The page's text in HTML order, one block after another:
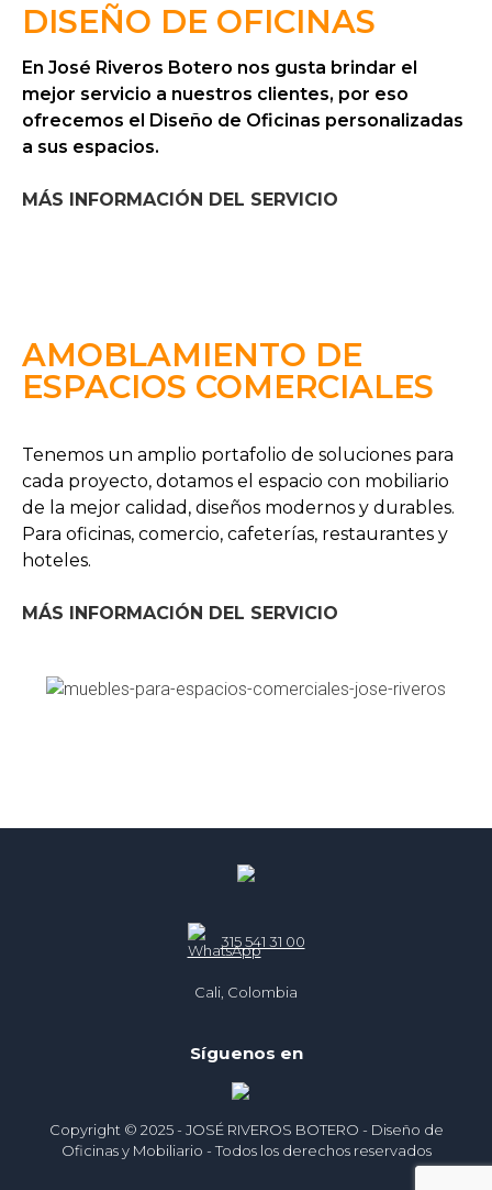
DISEÑO DE OFICINAS
En José Riveros Botero nos gusta brindar el
mejor servicio a nuestros clientes, por eso
ofrecemos el Diseño de Oficinas personalizadas
a sus espacios.
MÁS INFORMACIÓN DEL SERVICIO
AMOBLAMIENTO DE
ESPACIOS COMERCIALES
Tenemos un amplio portafolio de soluciones para
cada proyecto, dotamos el espacio con mobiliario
de la mejor calidad, diseños modernos y durables.
Para oficinas, comercio, cafeterías, restaurantes y
hoteles.
MÁS INFORMACIÓN DEL SERVICIO
315 541 31 00
Cali, Colombia
Síguenos en
Copyright © 2025 - JOSÉ RIVEROS BOTERO - Diseño de
Oficinas y Mobiliario - Todos los derechos reservados